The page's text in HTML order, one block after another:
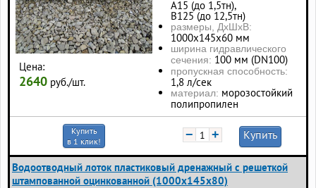
Цена:
2640 руб./шт.
А15 (до 1,5тн),
В125 (до 12,5тн)
размеры, ДхШхВ:
1000х145х60 мм
ширина гидравлического
сечения: 100 мм (DN100)
пропускная способность:
1,8 л/сек
материал: морозостойкий
полипропилен
Купить
в 1 клик!
− + Купить
Водоотводный лоток пластиковый дренажный с решеткой
штампованной оцинкованной (1000x145x80)